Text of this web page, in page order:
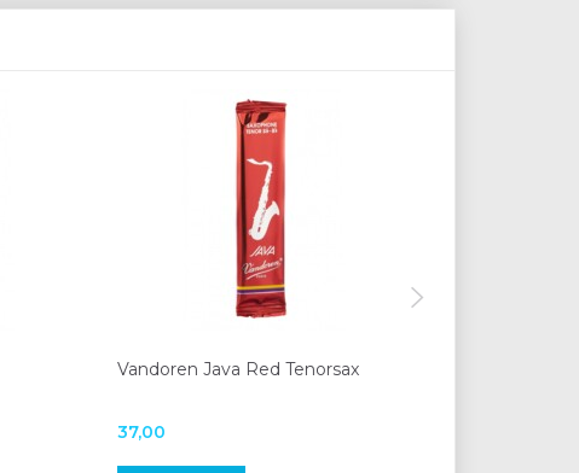
Vandoren Java Red Tenorsax
37,00